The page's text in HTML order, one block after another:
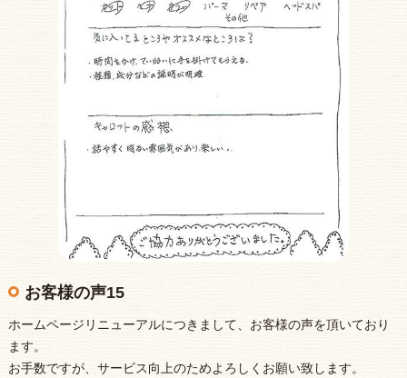
お客様の声15
ホームページリニューアルにつきまして、お客様の声を頂いており
ます。
お手数ですが、サービス向上のためよろしくお願い致します。